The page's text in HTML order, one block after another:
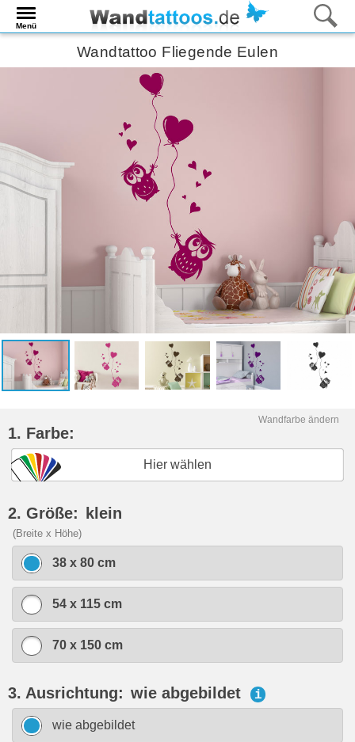
Menü
Wandtattoo Fliegende Eulen
Wandfarbe ändern
1. Farbe:
Hier wählen
2. Größe: klein
(Breite x Höhe)
38 x 80 cm
54 x 115 cm
70 x 150 cm
3. Ausrichtung: wie abgebildet i
wie abgebildet